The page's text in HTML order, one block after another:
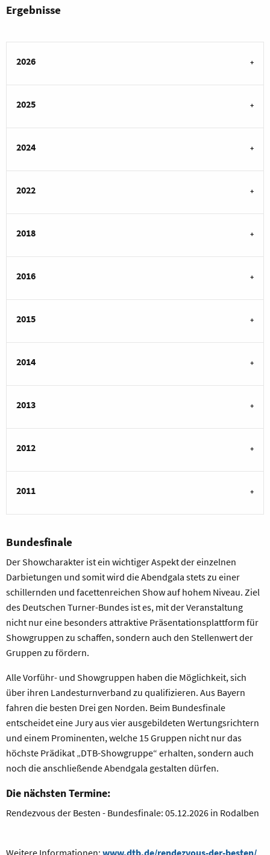
Ergebnisse
2026
2025
2024
2022
2018
2016
2015
2014
2013
2012
2011
Bundesfinale
Der Showcharakter ist ein wichtiger Aspekt der einzelnen
Darbietungen und somit wird die Abendgala stets zu einer
schillernden und facettenreichen Show auf hohem Niveau. Ziel
des Deutschen Turner-Bundes ist es, mit der Veranstaltung
nicht nur eine besonders attraktive Präsentationsplattform für
Showgruppen zu schaffen, sondern auch den Stellenwert der
Gruppen zu fördern.
Alle Vorführ- und Showgruppen haben die Möglichkeit, sich
über ihren Landesturnverband zu qualifizieren. Aus Bayern
fahren die besten Drei gen Norden. Beim Bundesfinale
entscheidet eine Jury aus vier ausgebildeten Wertungsrichtern
und einem Prominenten, welche 15 Gruppen nicht nur das
höchste Prädikat „DTB-Showgruppe“ erhalten, sondern auch
noch die anschließende Abendgala gestalten dürfen.
Die nächsten Termine:
Rendezvous der Besten - Bundesfinale: 05.12.2026 in Rodalben
Weitere Informationen: www.dtb.de/rendezvous-der-besten/